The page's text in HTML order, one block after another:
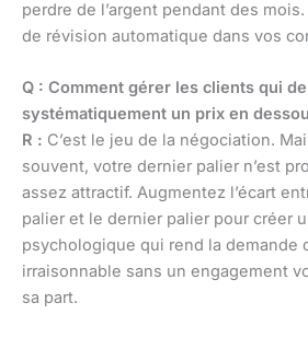
perdre de l’argent pendant des
de révision automatique dans vos
Q : Comment gérer les clients qui
systématiquement un prix en
R : C’est le jeu de la négociation.
souvent, votre dernier palier n’est
assez attractif. Augmentez l’écart
palier et le dernier palier pour créer
psychologique qui rend la demande
irraisonnable sans un engagement
sa part.